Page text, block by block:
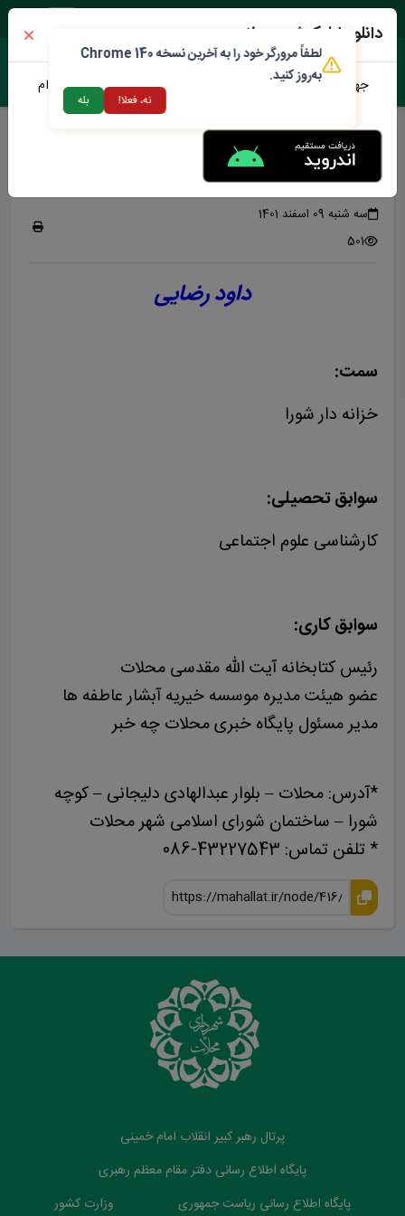
خزانه دار شورا
جناب آقای داود رضایی
سه شنبه 09 اسفند 1401
501
داود رضایی
سمت:
خزانه دار شورا
سوابق تحصیلی:
کارشناسی علوم اجتماعی
سوابق کاری:
رئیس کتابخانه آیت الله مقدسی محلات
عضو هیئت مدیره موسسه خیریه آبشار عاطفه ها
مدیر مسئول پایگاه خبری محلات چه خبر
*آدرس: محلات – بلوار عبدالهادی دلیجانی – کوچه
شورا – ساختمان شورای اسلامی شهر محلات
* تلفن تماس: 43227543-086
پرتال رهبر کبیر انقلاب امام خمینی
پایگاه اطلاع رسانی دفتر مقام معظم رهبری
پایگاه اطلاع رسانی ریاست جمهوری
وزارت کشور
دانلود اپلیکیشن محلات من
جهت دانلود نرم افزار محلات من می توانید از طریق لینک زیر اقدام
لطفاً مرورگر خود را به آخرین نسخه Chrome 140
به‌روز کنید.
نه، فعلا! بله